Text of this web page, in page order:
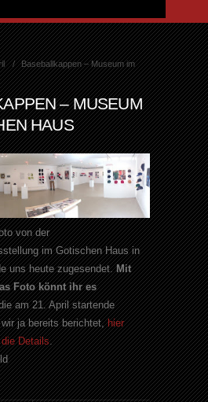
Baseballkappen – Museum im
– MUSEUM
HAUS
von der
im Gotischen Haus in
uns heute zugesendet.Mit
Foto könnt ihr es
am 21. April startende
ja bereits berichtet,hier
Details.